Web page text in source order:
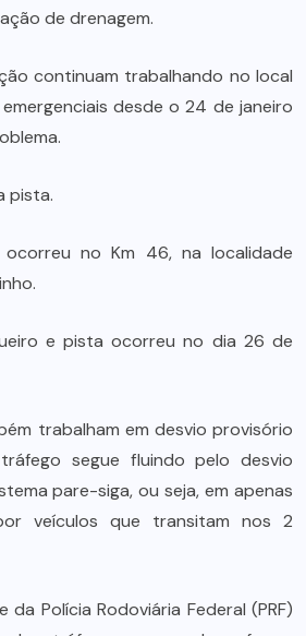
de drenagem.
continuam trabalhando no local
desde o 24 de janeiro
pista.
no Km 46, na localidade
e pista ocorreu no dia 26 de
trabalham em desvio provisório
segue fluindo pelo desvio
pare-siga, ou seja, em apenas
veículos que transitam nos 2
da Polícia Rodoviária Federal (PRF)